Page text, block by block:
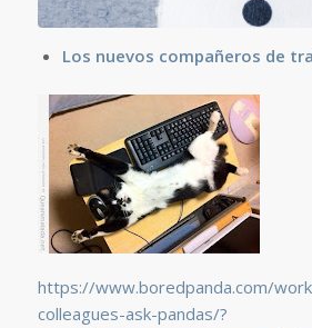
Los nuevos compañeros de
https://www.boredpanda.com/
colleagues-ask-pandas/?